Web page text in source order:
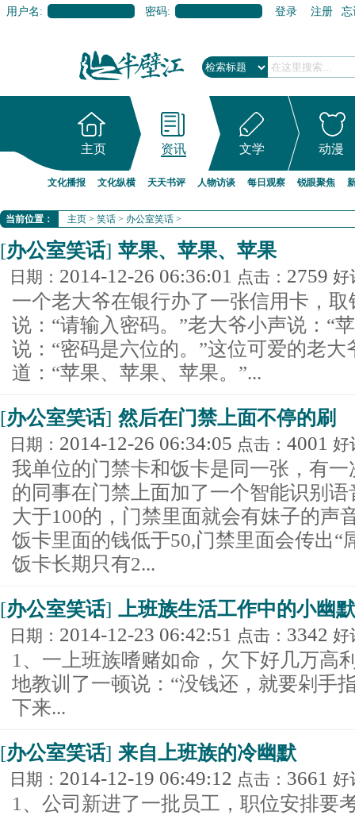
用户名: 密码: 登录 注册 忘
主页 资讯 文学 动漫
文化播报 文化纵横 天天书评 人物访谈 每日观察 锐眼聚焦
当前位置： 主页 > 笑话 > 办公室笑话 >
[办公室笑话] 苹果、苹果、苹果
日期： 2014-12-26 06:36:01 点击： 2759 好
一个老大爷在银行办了一张信用卡，
说：“请输入密码。”老大爷小声说：“
说：“密码是六位的。”这位可爱的老
道：“苹果、苹果、苹果。”...
[办公室笑话] 然后在门禁上面不停的刷
日期： 2014-12-26 06:34:05 点击： 4001 好
我单位的门禁卡和饭卡是同一张，有
的同事在门禁上面加了一个智能识别
大于100的，门禁里面就会有妹子的声
饭卡里面的钱低于50,门禁里面会传出“
饭卡长期只有2...
[办公室笑话] 上班族生活工作中的小幽默
日期： 2014-12-23 06:42:51 点击： 3342 好
1、一上班族嗜赌如命，欠下好几万高
地教训了一顿说：“没钱还，就要剁手
下来...
[办公室笑话] 来自上班族的冷幽默
日期： 2014-12-19 06:49:12 点击： 3661 好
1、公司新进了一批员工，职位安排要